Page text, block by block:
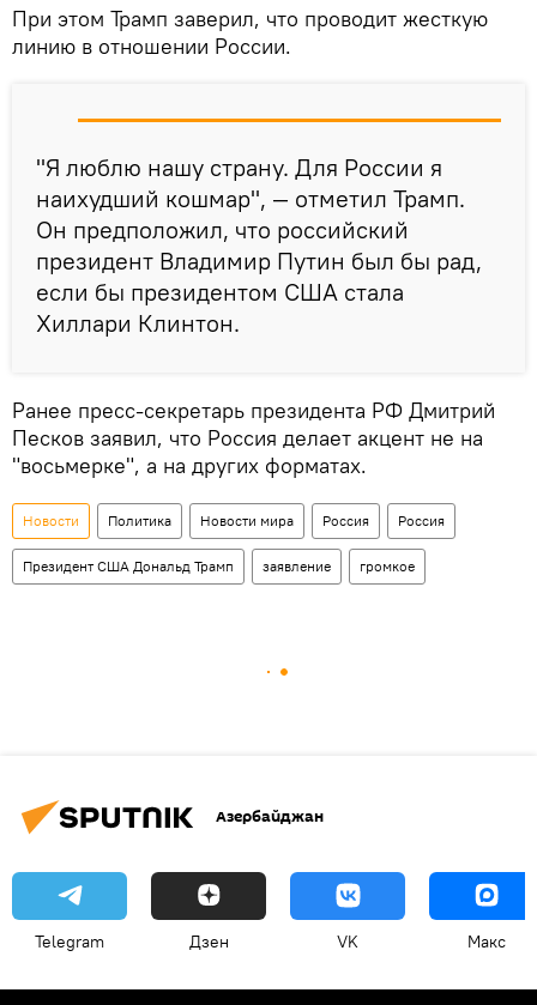
При этом Трамп заверил, что проводит жесткую
линию в отношении России.
"Я люблю нашу страну. Для России я
наихудший кошмар", — отметил Трамп.
Он предположил, что российский
президент Владимир Путин был бы рад,
если бы президентом США стала
Хиллари Клинтон.
Ранее пресс-секретарь президента РФ Дмитрий
Песков заявил, что Россия делает акцент не на
"восьмерке", а на других форматах.
Новости Политика Новости мира Россия Россия
Президент США Дональд Трамп заявление громкое
Азербайджан
Telegram Дзен VK Макс